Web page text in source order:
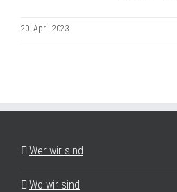
20. April 2023
Wer wir sind
Wo wir sind